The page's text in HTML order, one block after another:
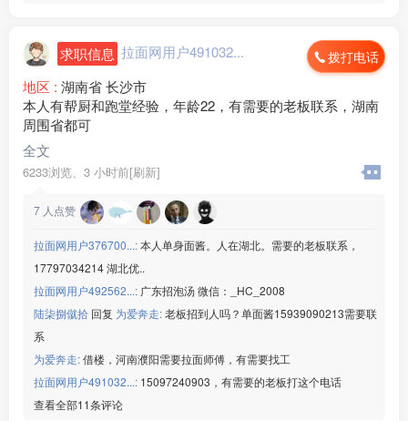
[玫瑰]年龄： 16-50 周岁
[玫瑰]生产：打印机
[玫瑰]班次：两班倒
[玫瑰]食宿：包吃包住
[玫瑰]薪资：18/小时/月工时330
微信：www235350
———————————
东莞手机配件厂】
[玫瑰]年龄： 16-50 周岁
[玫瑰]生产：手机配件
[玫瑰]班次：两班倒
[玫瑰]食宿：包吃包住
[玫瑰]薪资：18/小时/月工时330
微信：www235350
———————————
惠州路由器厂】
[玫瑰]年龄： 16-50 周岁
[玫瑰]生产：路由器设备
[玫瑰]班次：两班倒
[玫瑰]食宿：包吃包住
求职信息 拉面网用户491032... 拨打电话
地区 : 湖南省 长沙市
本人有帮厨和跑堂经验，年龄22，有需要的老板联系，湖南
周围省都可
全文
6233浏览、 3 小时前[刷新]
7 人点赞
拉面网用户376700...:本人单身面酱。人在湖北。需要的老板联系，
17797034214 湖北优..
拉面网用户492562...: 广东招泡汤 微信：_HC_2008
陆柒捌僦拾 回复 为爱奔走:老板招到人吗？单面酱15939090213需要联
系
为爱奔走:借楼，河南濮阳需要拉面师傅，有需要找工
拉面网用户491032...: 15097240903，有需要的老板打这个电话
查看全部11条评论